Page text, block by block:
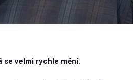
se velmi rychle mění.